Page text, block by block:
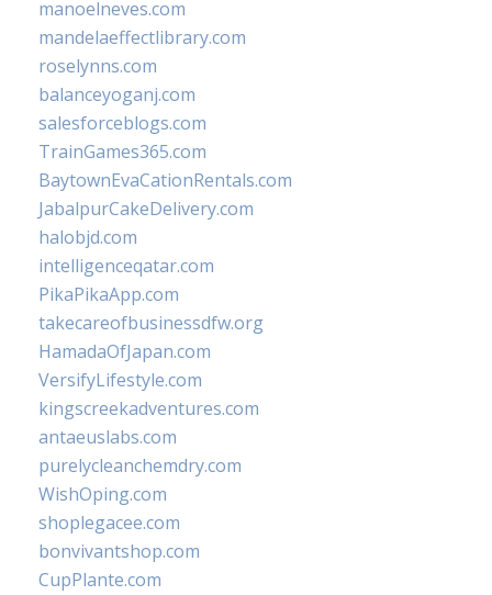
manoelneves.com
mandelaeffectlibrary.com
roselynns.com
balanceyoganj.com
salesforceblogs.com
TrainGames365.com
BaytownEvaCationRentals.com
JabalpurCakeDelivery.com
halobjd.com
intelligenceqatar.com
PikaPikaApp.com
takecareofbusinessdfw.org
HamadaOfJapan.com
VersifyLifestyle.com
kingscreekadventures.com
antaeuslabs.com
purelycleanchemdry.com
WishOping.com
shoplegacee.com
bonvivantshop.com
CupPlante.com